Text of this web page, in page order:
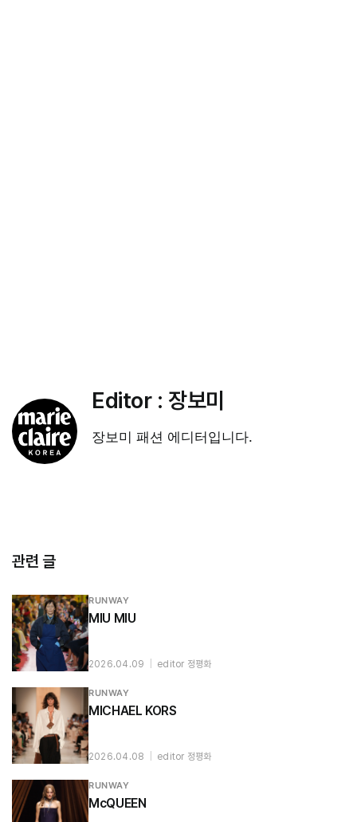
Editor : 장보미
장보미 패션 에디터입니다.
관련 글
RUNWAY
MIU MIU
2026.04.09 editor 정평화
RUNWAY
MICHAEL KORS
2026.04.08 editor 정평화
RUNWAY
McQUEEN